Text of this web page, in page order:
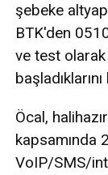
şebeke
BTK'den
ve test
Öcal,
kapsamında
VoIP/SMS/